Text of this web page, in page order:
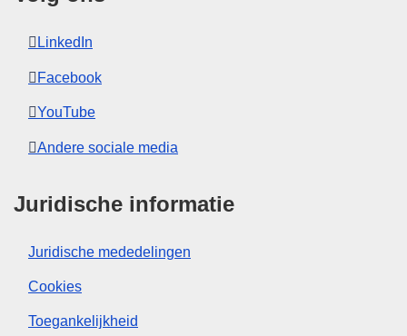
LinkedIn
Facebook
YouTube
Andere sociale media
Juridische informatie
Juridische mededelingen
Cookies
Toegankelijkheid